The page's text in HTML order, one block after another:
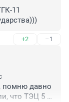
11
+2 –1
помню давно
что ТЭЦ 5 за